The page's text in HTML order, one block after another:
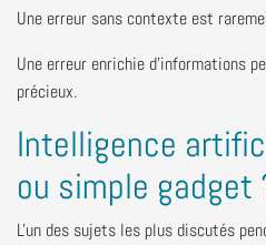
Une erreur sans contexte est
Une erreur enrichie d'informations
précieux.
Intelligence
ou simple gadget
L'un des sujets les plus discutés